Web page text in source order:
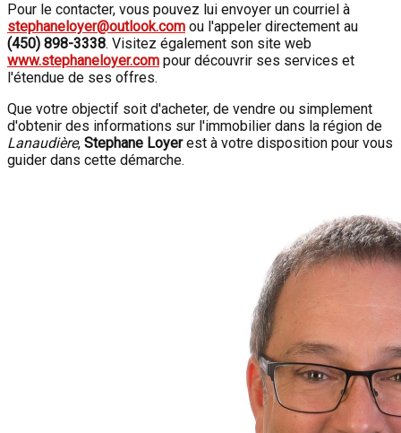
Pour le contacter, vous pouvez lui envoyer un courriel à
stephaneloyer@outlook.com ou l'appeler directement au
(450) 898-3338. Visitez également son site web
www.stephaneloyer.com pour découvrir ses services et
l'étendue de ses offres.
Que votre objectif soit d'acheter, de vendre ou simplement
d'obtenir des informations sur l'immobilier dans la région de
Lanaudière, Stephane Loyerest à votre disposition pour vous
guider dans cette démarche.